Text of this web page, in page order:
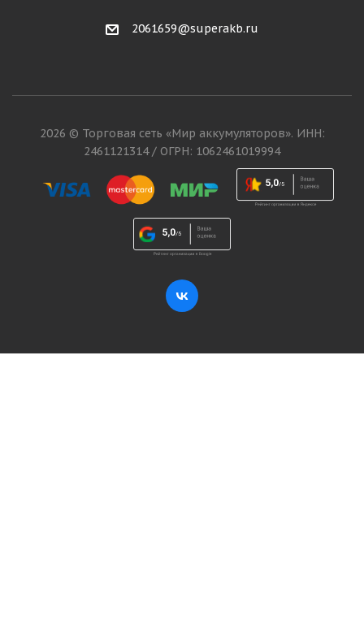
2061659@superakb.ru
2026 © Торговая сеть «Мир аккумуляторов». ИНН:
2461121314 / ОГРН: 1062461019994